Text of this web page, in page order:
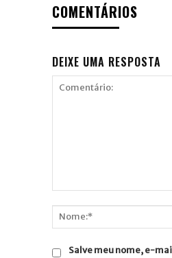
COMENTÁRIOS
DEIXE UMA RESPOSTA
Salve meu nome, e-